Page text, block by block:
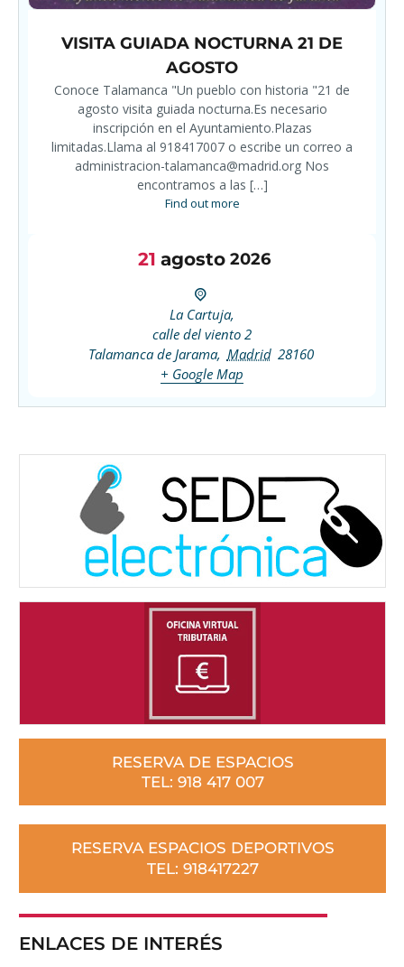
VISITA GUIADA NOCTURNA 21 DE
AGOSTO
Conoce Talamanca "Un pueblo con historia "21 de
agosto visita guiada nocturna.Es necesario
inscripción en el Ayuntamiento.Plazas
limitadas.Llama al 918417007 o escribe un correo a
administracion-talamanca@madrid.org Nos
encontramos a las […]
Find out more
21 agosto 2026
La Cartuja,
calle del viento 2
Talamanca de Jarama, Madrid 28160
+ Google Map
RESERVA DE ESPACIOS
TEL: 918 417 007
RESERVA ESPACIOS DEPORTIVOS
TEL: 918417227
ENLACES DE INTERÉS